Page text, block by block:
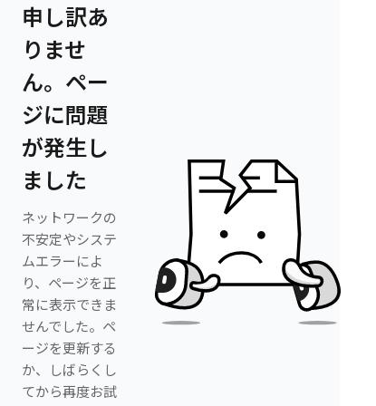
申し訳あ
りませ
ん。ペー
ジに問題
が発生し
ました
ネットワークの
不安定やシステ
ムエラーによ
り、ページを正
常に表示できま
せんでした。ペ
ージを更新する
か、しばらくし
てから再度お試